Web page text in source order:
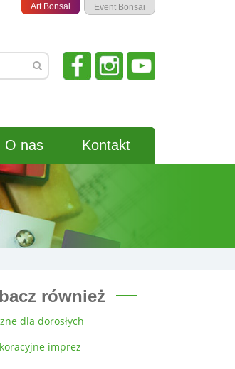
Art Bonsai Event Bonsai
O nas Kontakt
również
dla dorosłych
imprez